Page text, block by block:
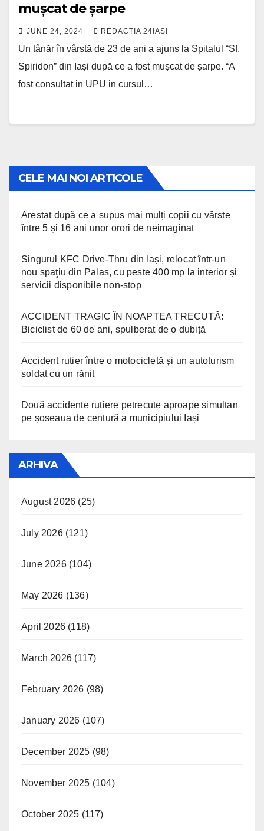
mușcat de șarpe
JUNE 24, 2024 REDACTIA 24IASI
Un tânăr în vârstă de 23 de ani a ajuns la Spitalul “Sf.
Spiridon” din Iași după ce a fost mușcat de șarpe. “A
fost consultat in UPU in cursul…
CELE MAI NOI ARTICOLE
Arestat după ce a supus mai mulți copii cu vârste
între 5 și 16 ani unor orori de neimaginat
Singurul KFC Drive-Thru din Iași, relocat într-un
nou spaţiu din Palas, cu peste 400 mp la interior și
servicii disponibile non-stop
ACCIDENT TRAGIC ÎN NOAPTEA TRECUTĂ:
Biciclist de 60 de ani, spulberat de o dubiță
Accident rutier între o motocicletă și un autoturism
soldat cu un rănit
Două accidente rutiere petrecute aproape simultan
pe șoseaua de centură a municipiului Iași
ARHIVA
August 2026 (25)
July 2026(121)
June 2026(104)
May 2026 (136)
April 2026 (118)
March 2026 (117)
February 2026 (98)
January 2026 (107)
December 2025 (98)
November 2025 (104)
October 2025 (117)